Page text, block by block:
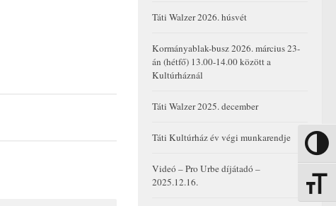
Nagy
Táti Walzer 2026. húsvét
Kormányablak-busz 2026. március 23-
án (hétfő) 13.00-14.00 között a
Kultúrháznál
Táti Walzer 2025. december
Táti Kultúrház év végi munkarendje
Videó – Pro Urbe díjátadó –
2025.12.16.